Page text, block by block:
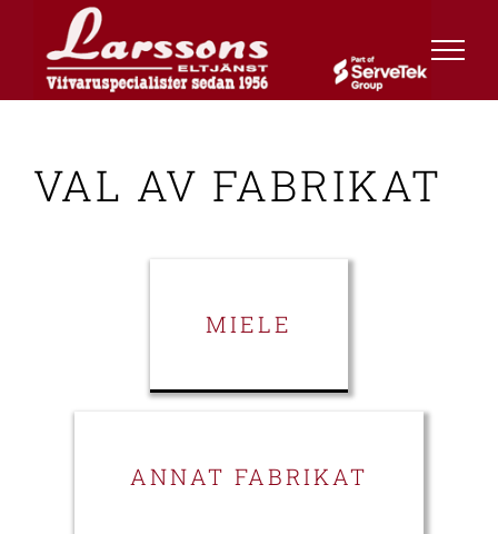
innehållet
VAL AV FABRIKAT
MIELE
ANNAT FABRIKAT